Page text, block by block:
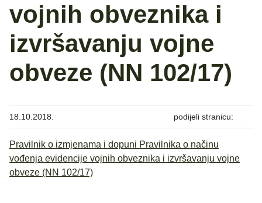
vojnih obveznika i
izvršavanju vojne
obveze (NN 102/17)
18.10.2018. podijeli stranicu:
Pravilnik o izmjenama i dopuni Pravilnika o načinu
vođenja evidencije vojnih obveznika i izvršavanju vojne
obveze (NN 102/17)